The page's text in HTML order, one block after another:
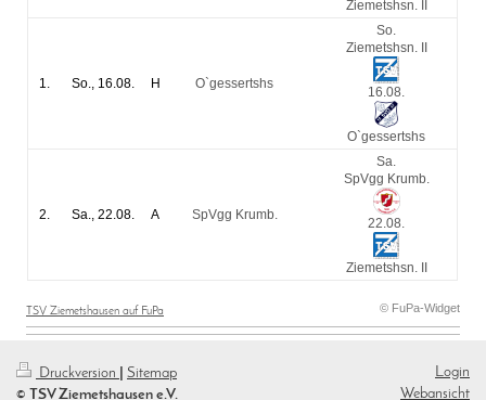
Ziemetshsn. II
1. So., 16.08. H O`gessertshs
So.
Ziemetshsn. II
16.08.
O`gessertshs
2. Sa., 22.08. A SpVgg Krumb.
Sa.
SpVgg Krumb.
22.08.
Ziemetshsn. II
© FuPa-Widget
TSV Ziemetshausen auf FuPa
Druckversion
Sitemap
© TSV Ziemetshausen e.V.
Login
Webansicht